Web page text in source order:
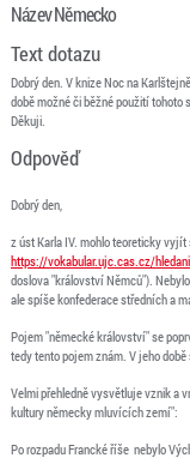
Název Německo
Text dotazu
Dobrý den. V knize Noc na
době možné či běžné použití
Děkuji.
Odpověď
Dobrý den,
z úst Karla IV. mohlo teoreticky
https://vokabular.ujc.cas.cz/
doslova "království Němců").
ale spíše konfederace středních a
Pojem "německé království" se
tedy tento pojem znám. V jeho
Velmi přehledně vysvětluje vznik a
kultury německy mluvících zemí":
Po rozpadu Francké říše nebylo